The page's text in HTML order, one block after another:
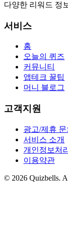
다양한 리워드 정
서비스
홈
오늘의 퀴즈
커뮤니티
앱테크 꿀팁
머니 블로그
고객지원
광고/제휴 문
서비스 소개
개인정보처
이용약관
© 2026 Quizbells.